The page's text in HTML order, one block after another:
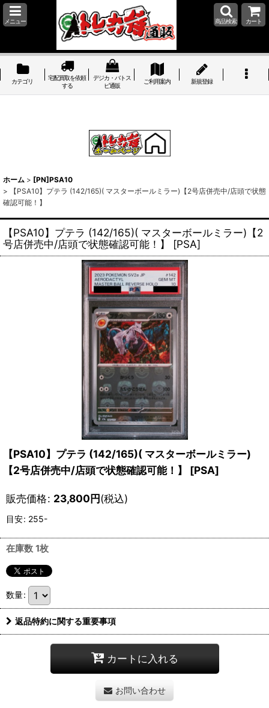
メニュー 商品検索 カート
カテゴリ
宅配買取を依頼
する
デジカ・バトス
ピ通販
ご利用案内 新規登録
ホーム > [PN]PSA10
>
【PSA10】プテラ (142/165)( マスターボールミラー)【2号店併売中/店頭で状態
確認可能！】
【PSA10】プテラ (142/165)( マスターボールミラー)【2
号店併売中/店頭で状態確認可能！】
[PSA]
【PSA10】プテラ (142/165)( マスターボールミラー)
【2号店併売中/店頭で状態確認可能！】
[PSA]
販売価格: 23,800円(税込)
目安: 255-
在庫数 1枚
数量:
返品特約に関する重要事項
カートに入れる
お問い合わせ